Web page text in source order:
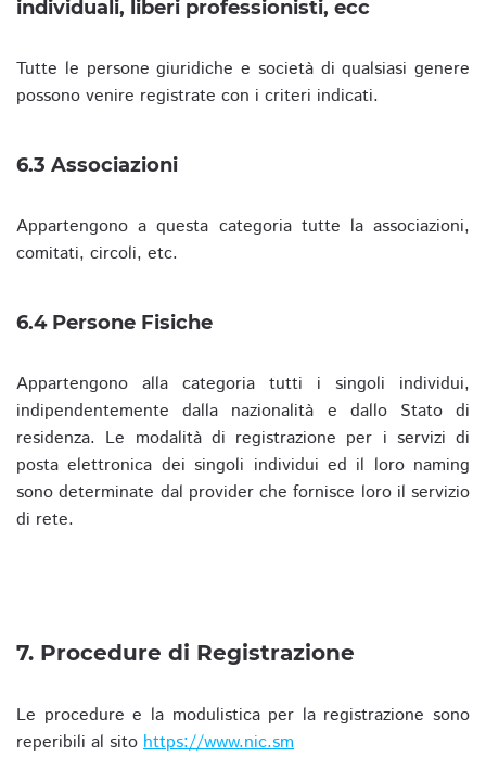
individuali, liberi professionisti, ecc
Tutte le persone giuridiche e società di qualsiasi genere
possono venire registrate con i criteri indicati.
6.3 Associazioni
Appartengono a questa categoria tutte la associazioni,
comitati, circoli, etc.
6.4 Persone Fisiche
Appartengono alla categoria tutti i singoli individui,
indipendentemente dalla nazionalità e dallo Stato di
residenza. Le modalità di registrazione per i servizi di
posta elettronica dei singoli individui ed il loro naming
sono determinate dal provider che fornisce loro il servizio
di rete.
7. Procedure di Registrazione
Le procedure e la modulistica per la registrazione sono
reperibili al sito https://www.nic.sm